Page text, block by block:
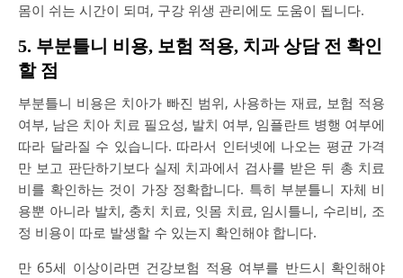
몸이 쉬는 시간이 되며, 구강 위생 관리에도 도움이 됩니다.
5. 부분틀니 비용, 보험 적용, 치과 상담 전 확인
할 점
부분틀니 비용은 치아가 빠진 범위, 사용하는 재료, 보험 적용
여부, 남은 치아 치료 필요성, 발치 여부, 임플란트 병행 여부에
따라 달라질 수 있습니다. 따라서 인터넷에 나오는 평균 가격
만 보고 판단하기보다 실제 치과에서 검사를 받은 뒤 총 치료
비를 확인하는 것이 가장 정확합니다. 특히 부분틀니 자체 비
용뿐 아니라 발치, 충치 치료, 잇몸 치료, 임시틀니, 수리비, 조
정 비용이 따로 발생할 수 있는지 확인해야 합니다.
만 65세 이상이라면 건강보험 적용 여부를 반드시 확인해야